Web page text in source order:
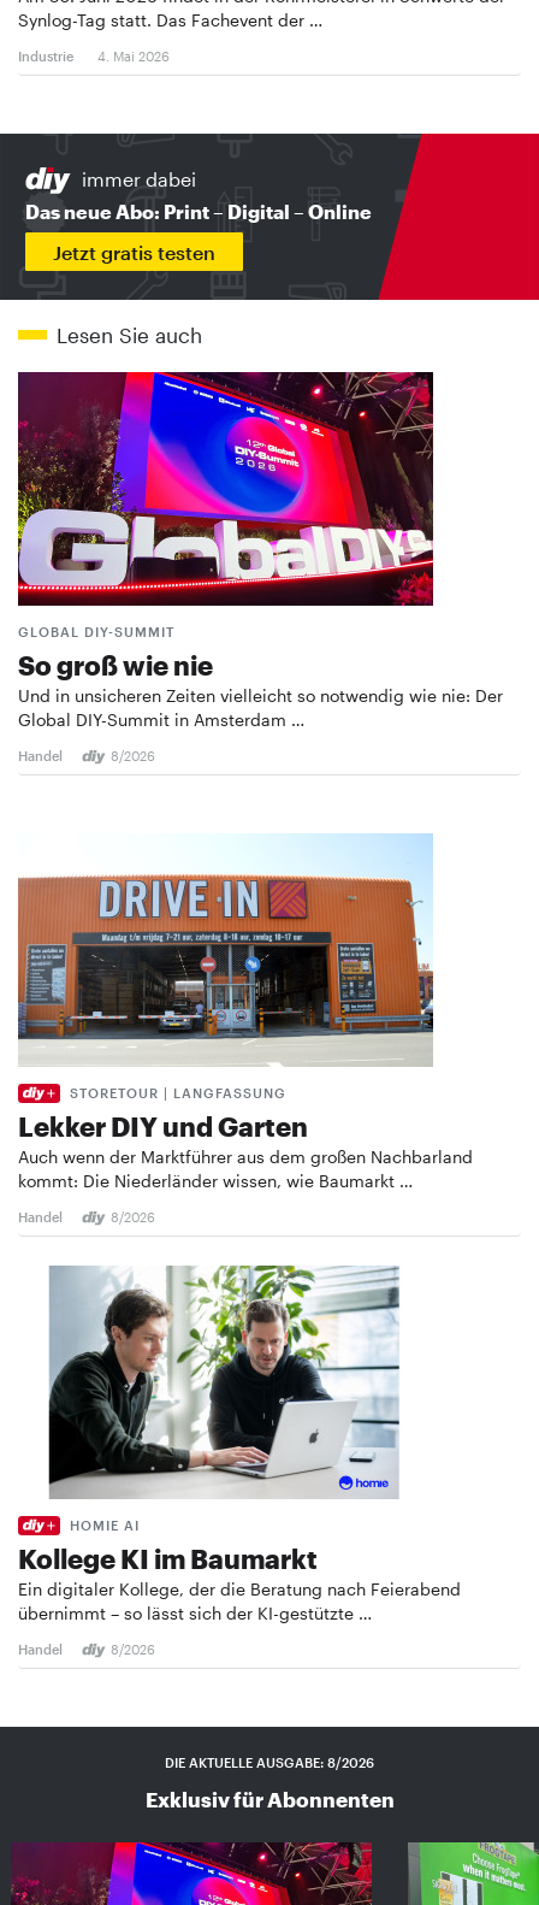
Synlog-Tag statt. Das Fachevent der …
Industrie 4. Mai 2026
immer dabei
Das neue Abo: Print – Digital – Online
Jetzt gratis testen
Lesen Sie auch
GLOBAL DIY-SUMMIT
So groß wie nie
Und in unsicheren Zeiten vielleicht so notwendig wie nie: Der
Global DIY-Summit in Amsterdam …
Handel 8/2026
STORETOUR | LANGFASSUNG
Lekker DIY und Garten
Auch wenn der Marktführer aus dem großen Nachbarland
kommt: Die Niederländer wissen, wie Baumarkt …
Handel 8/2026
HOMIE AI
Kollege KI im Baumarkt
Ein digitaler Kollege, der die Beratung nach Feierabend
übernimmt – so lässt sich der KI-gestützte …
Handel 8/2026
DIE AKTUELLE AUSGABE: 8/2026
Exklusiv für Abonnenten